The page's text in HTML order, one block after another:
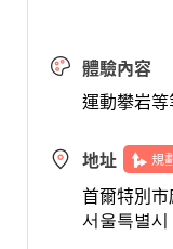
體驗內容
運動攀岩等
地址 規
首爾特別
서울특별